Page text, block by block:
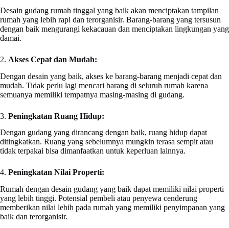
Desain gudang rumah tinggal yang baik akan menciptakan tampilan
rumah yang lebih rapi dan terorganisir. Barang-barang yang tersusun
dengan baik mengurangi kekacauan dan menciptakan lingkungan yang
damai.
2. Akses Cepat dan Mudah:
Dengan desain yang baik, akses ke barang-barang menjadi cepat dan
mudah. Tidak perlu lagi mencari barang di seluruh rumah karena
semuanya memiliki tempatnya masing-masing di gudang.
3. Peningkatan Ruang Hidup:
Dengan gudang yang dirancang dengan baik, ruang hidup dapat
ditingkatkan. Ruang yang sebelumnya mungkin terasa sempit atau
tidak terpakai bisa dimanfaatkan untuk keperluan lainnya.
4. Peningkatan Nilai Properti:
Rumah dengan desain gudang yang baik dapat memiliki nilai properti
yang lebih tinggi. Potensial pembeli atau penyewa cenderung
memberikan nilai lebih pada rumah yang memiliki penyimpanan yang
baik dan terorganisir.